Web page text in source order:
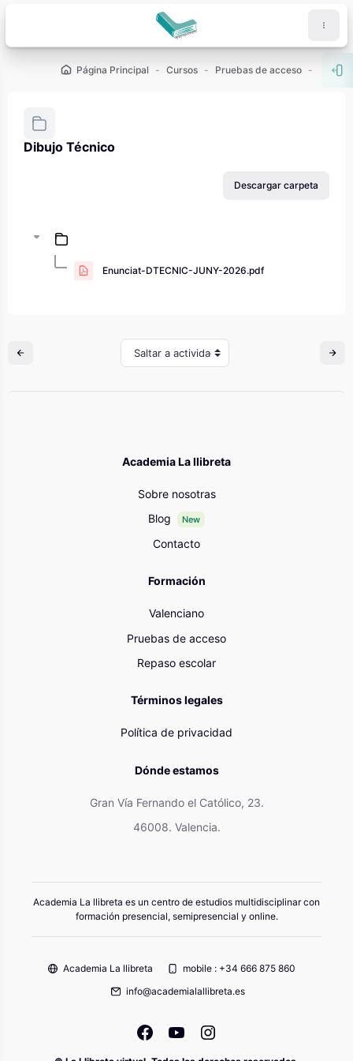
Página Principal Cursos Pruebas de acceso PAU -
Dibujo Técnico
Descargar carpeta
Enunciat-DTECNIC-JUNY-2026.pdf
Saltar a actividad
Academia La llibreta
Sobre nosotras
Blog
New
Contacto
Formación
Valenciano
Pruebas de acceso
Repaso escolar
Términos legales
Política de privacidad
Dónde estamos
Gran Vía Fernando el Católico, 23.
46008. Valencia.
Academia La llibreta es un centro de estudios multidisciplinar con
formación presencial, semipresencial y online.
Academia La llibreta
mobile : +34 666 875 860
info@academialallibreta.es